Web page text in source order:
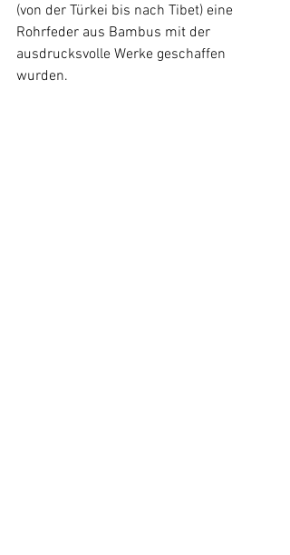
(von der Türkei bis nach Tibet) eine
Rohrfeder aus Bambus mit der
ausdrucksvolle Werke geschaffen
wurden.